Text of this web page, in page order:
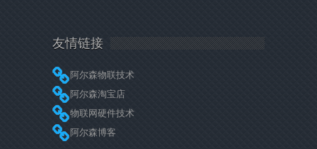
友情链接
阿尔森物联技术
阿尔森淘宝店
物联网硬件技术
阿尔森博客